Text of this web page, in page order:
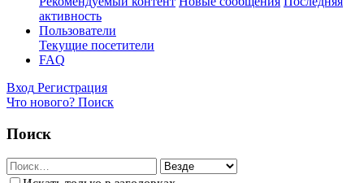
активность
Пользователи
Текущие посетители
FAQ
Вход Регистрация
Что нового? Поиск
Поиск